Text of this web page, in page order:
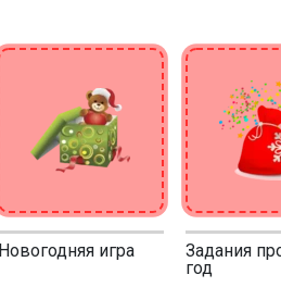
Новогодняя игра
Задания
год